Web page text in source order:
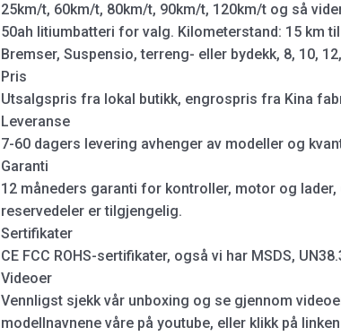
25km/t, 60km/t, 80km/t, 90km/t, 120km/t og så
50ah litiumbatteri for valg. Kilometerstand: 15 km
Bremser, Suspensio, terreng- eller bydekk, 8, 10,
Pris
Utsalgspris fra lokal butikk, engrospris fra Kina
Leveranse
7-60 dagers levering avhenger av modeller og
Garanti
12 måneders garanti for kontroller, motor og
reservedeler er tilgjengelig.
Sertifikater
CE FCC ROHS-sertifikater, også vi har MSDS,
Videoer
Vennligst sjekk vår unboxing og se gjennom
modellnavnene våre på youtube, eller klikk på